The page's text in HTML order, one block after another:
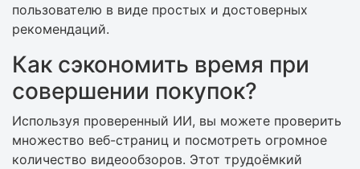
пользователю в виде простых и достоверных
рекомендаций.
Как сэкономить время при
совершении покупок?
Используя проверенный ИИ, вы можете проверить
множество веб-страниц и посмотреть огромное
количество видеообзоров. Этот трудоёмкий